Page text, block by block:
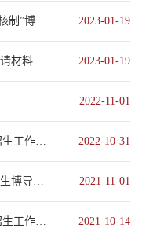
中国人民大学外国语学院2023年“申请-考核制”博士研究生招生考试综合考核实施办法 2023-01-19
中国人民大学外国语学院2023年博士生申请材料审核成绩表 2023-01-19
2022-11-01
外国语学院2023年“申请-考核制”博士生招生工作方案 2022-10-31
中国人民大学外国语学院2022年招收博士生博导简介表 2021-11-01
外国语学院2022年“申请-考核制”博士生招生工作方案 2021-10-14